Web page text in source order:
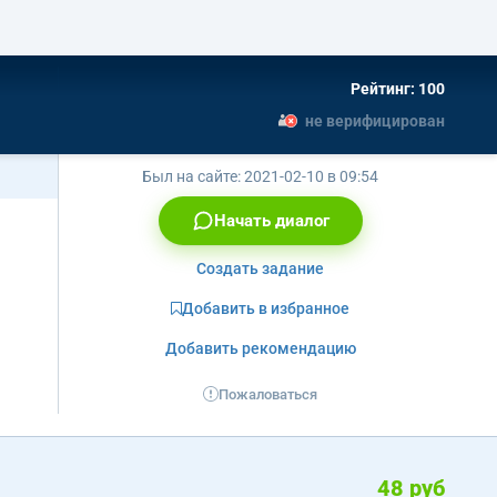
Рейтинг: 100
не верифицирован
Был на сайте:2021-02-10 в 09:54
Начать диалог
Создать задание
Добавить в избранное
Добавить рекомендацию
Пожаловаться
48 руб